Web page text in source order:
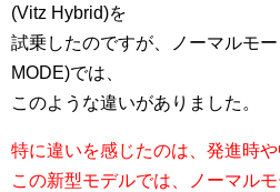
(Vitz Hybrid)を
試乗したのですが、ノーマルモ
MODE)では、
このような違いがありました。
特に違いを感じたのは、発進時や
この新型モデルでは、ノーマル